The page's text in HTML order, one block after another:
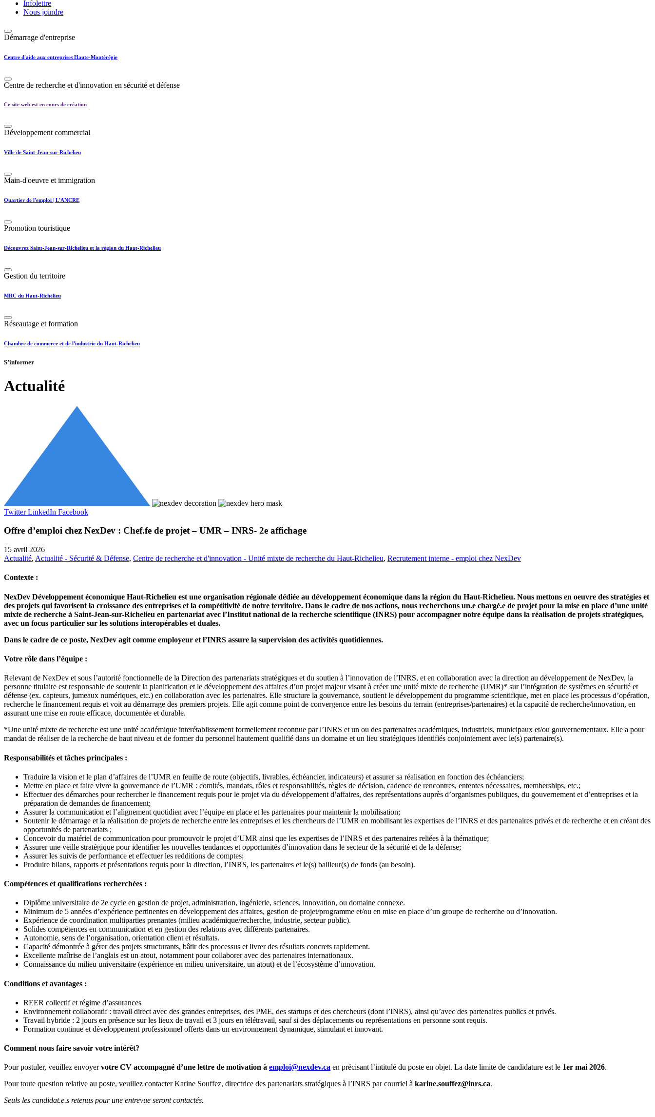
Infolettre
Nous joindre
Démarrage d'entreprise
Centre d'aide aux entreprises Haute-Montérégie
Centre de recherche et d'innovation en sécurité et défense
Ce site web est en cours de création
Développement commercial
Ville de Saint-Jean-sur-Richelieu
Main-d'oeuvre et immigration
Quartier de l'emploi | L'ANCRE
Promotion touristique
Découvrez Saint-Jean-sur-Richelieu et la région du Haut-Richelieu
Gestion du territoire
MRC du Haut-Richelieu
Réseautage et formation
Chambre de commerce et de l'industrie du Haut-Richelieu
S’informer
Actualité
Twitter LinkedIn Facebook
Offre d’emploi chez NexDev : Chef.fe de projet – UMR – INRS- 2e affichage
15 avril 2026
Actualité, Actualité - Sécurité & Défense, Centre de recherche et d'innovation - Unité mixte de recherche du Haut-Richelieu, Recrutement interne - emploi chez NexDev
Contexte :
NexDev Développement économique Haut-Richelieu est une organisation régionale dédiée au développement économique dans la région du Haut-Richelieu. Nous mettons en oeuvre des stratégies et
des projets qui favorisent la croissance des entreprises et la compétitivité de notre territoire. Dans le cadre de nos actions, nous recherchons un.e chargé.e de projet pour la mise en place d’une unité
mixte de recherche à Saint-Jean-sur-Richelieu en partenariat avec l’Institut national de la recherche scientifique (INRS) pour accompagner notre équipe dans la réalisation de projets stratégiques,
avec un focus particulier sur les solutions interopérables et duales.
Dans le cadre de ce poste, NexDev agit comme employeur et l’INRS assure la supervision des activités quotidiennes.
Votre rôle dans l’équipe :
Relevant de NexDev et sous l’autorité fonctionnelle de la Direction des partenariats stratégiques et du soutien à l’innovation de l’INRS, et en collaboration avec la direction au développement de NexDev, la
personne titulaire est responsable de soutenir la planification et le développement des affaires d’un projet majeur visant à créer une unité mixte de recherche (UMR)* sur l’intégration de systèmes en sécurité et
défense (ex. capteurs, jumeaux numériques, etc.) en collaboration avec les partenaires. Elle structure la gouvernance, soutient le développement du programme scientifique, met en place les processus d’opération,
recherche le financement requis et voit au démarrage des premiers projets. Elle agit comme point de convergence entre les besoins du terrain (entreprises/partenaires) et la capacité de recherche/innovation, en
assurant une mise en route efficace, documentée et durable.
*Une unité mixte de recherche est une unité académique interétablissement formellement reconnue par l’INRS et un ou des partenaires académiques, industriels, municipaux et/ou gouvernementaux. Elle a pour
mandat de réaliser de la recherche de haut niveau et de former du personnel hautement qualifié dans un domaine et un lieu stratégiques identifiés conjointement avec le(s) partenaire(s).
Responsabilités et tâches principales :
Traduire la vision et le plan d’affaires de l’UMR en feuille de route (objectifs, livrables, échéancier, indicateurs) et assurer sa réalisation en fonction des échéanciers;
Mettre en place et faire vivre la gouvernance de l’UMR : comités, mandats, rôles et responsabilités, règles de décision, cadence de rencontres, ententes nécessaires, memberships, etc.;
Effectuer des démarches pour rechercher le financement requis pour le projet via du développement d’affaires, des représentations auprès d’organismes publiques, du gouvernement et d’entreprises et la
préparation de demandes de financement;
Assurer la communication et l’alignement quotidien avec l’équipe en place et les partenaires pour maintenir la mobilisation;
Soutenir le démarrage et la réalisation de projets de recherche entre les entreprises et les chercheurs de l’UMR en mobilisant les expertises de l’INRS et des partenaires privés et de recherche et en créant des
opportunités de partenariats ;
Concevoir du matériel de communication pour promouvoir le projet d’UMR ainsi que les expertises de l’INRS et des partenaires reliées à la thématique;
Assurer une veille stratégique pour identifier les nouvelles tendances et opportunités d’innovation dans le secteur de la sécurité et de la défense;
Assurer les suivis de performance et effectuer les redditions de comptes;
Produire bilans, rapports et présentations requis pour la direction, l’INRS, les partenaires et le(s) bailleur(s) de fonds (au besoin).
Compétences et qualifications recherchées :
Diplôme universitaire de 2e cycle en gestion de projet, administration, ingénierie, sciences, innovation, ou domaine connexe.
Minimum de 5 années d’expérience pertinentes en développement des affaires, gestion de projet/programme et/ou en mise en place d’un groupe de recherche ou d’innovation.
Expérience de coordination multiparties prenantes (milieu académique/recherche, industrie, secteur public).
Solides compétences en communication et en gestion des relations avec différents partenaires.
Autonomie, sens de l’organisation, orientation client et résultats.
Capacité démontrée à gérer des projets structurants, bâtir des processus et livrer des résultats concrets rapidement.
Excellente maîtrise de l’anglais est un atout, notamment pour collaborer avec des partenaires internationaux.
Connaissance du milieu universitaire (expérience en milieu universitaire, un atout) et de l’écosystème d’innovation.
Conditions et avantages :
REER collectif et régime d’assurances
Environnement collaboratif : travail direct avec des grandes entreprises, des PME, des startups et des chercheurs (dont l’INRS), ainsi qu’avec des partenaires publics et privés.
Travail hybride : 2 jours en présence sur les lieux de travail et 3 jours en télétravail, sauf si des déplacements ou représentations en personne sont requis.
Formation continue et développement professionnel offerts dans un environnement dynamique, stimulant et innovant.
Comment nous faire savoir votre intérêt?
Pour postuler, veuillez envoyervotre CV accompagné d’une lettre de motivation à emploi@nexdev.ca en précisant l’intitulé du poste en objet. La date limite de candidature est le 1er mai 2026.
Pour toute question relative au poste, veuillez contacter Karine Souffez, directrice des partenariats stratégiques à l’INRS par courriel à karine.souffez@inrs.ca.
Seuls les candidat.e.s retenus pour une entrevue seront contactés.